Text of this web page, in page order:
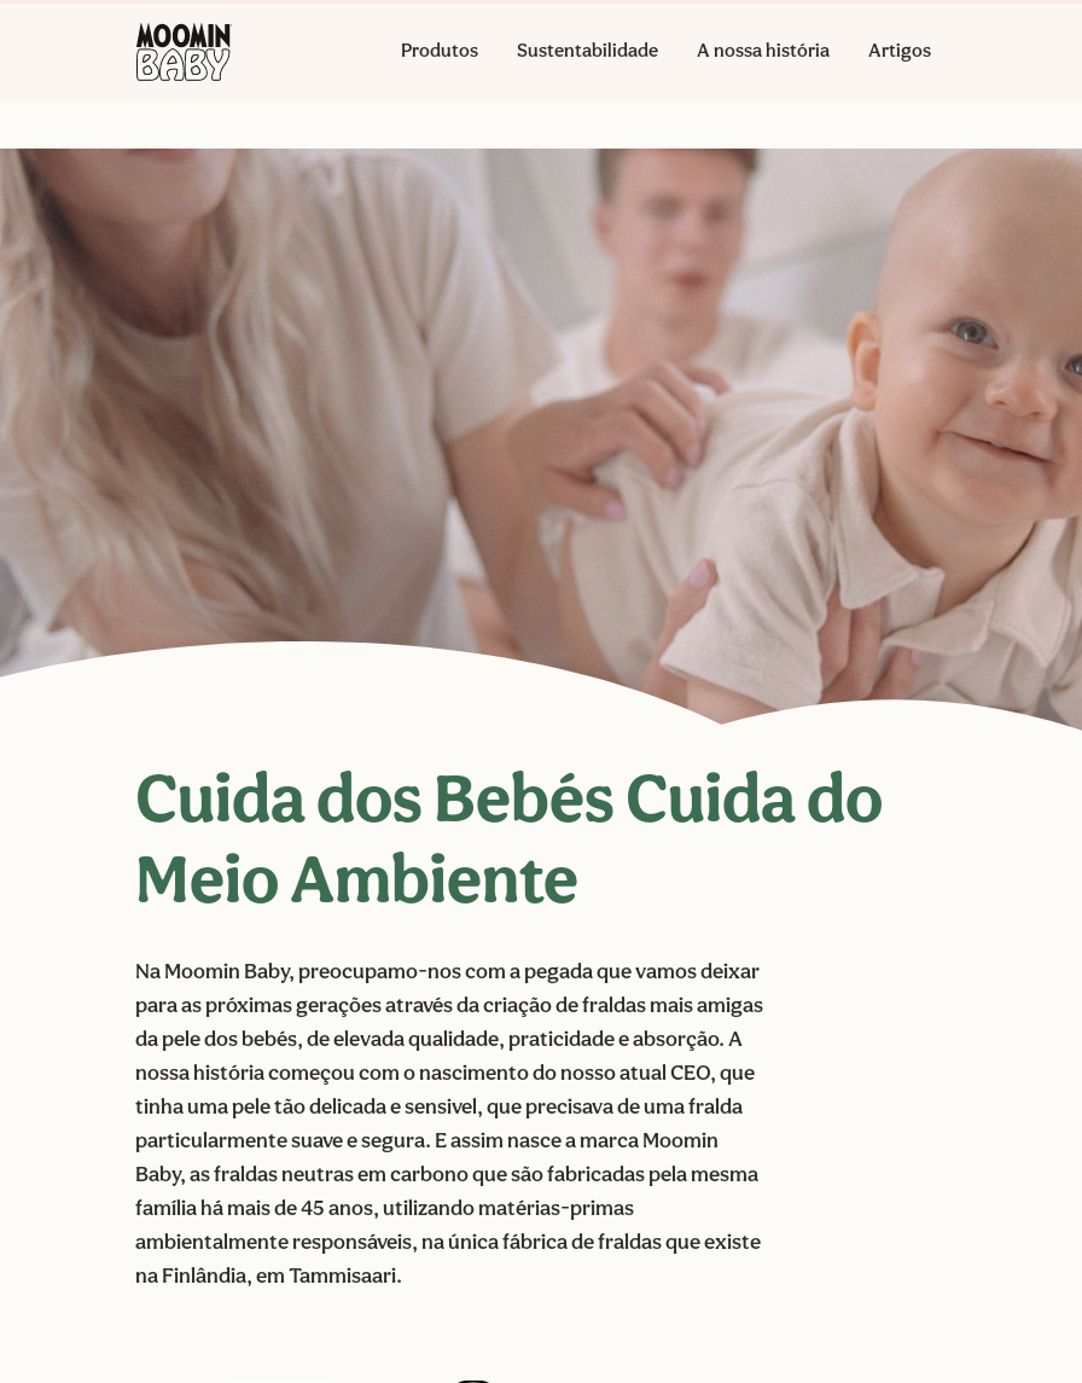
Produtos Sustentabilidade A nossa história Artigos
Cuida dos Bebés Cuida do
Meio Ambiente
Na Moomin Baby, preocupamo-nos com a pegada que vamos deixar
para as próximas gerações através da criação de fraldas mais amigas
da pele dos bebés, de elevada qualidade, praticidade e absorção. A
nossa história começou com o nascimento do nosso atual CEO, que
tinha uma pele tão delicada e sensivel, que precisava de uma fralda
particularmente suave e segura. E assim nasce a marca Moomin
Baby, as fraldas neutras em carbono que são fabricadas pela mesma
família há mais de 45 anos, utilizando matérias-primas
ambientalmente responsáveis, na única fábrica de fraldas que existe
na Finlândia, em Tammisaari.